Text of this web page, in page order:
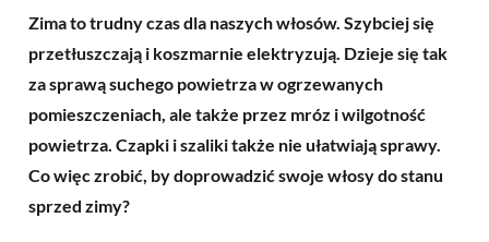
Zima to trudny czas dla naszych włosów. Szybciej się
przetłuszczają i koszmarnie elektryzują. Dzieje się tak
za sprawą suchego powietrza w ogrzewanych
pomieszczeniach, ale także przez mróz i wilgotność
powietrza. Czapki i szaliki także nie ułatwiają sprawy.
Co więc zrobić, by doprowadzić swoje włosy do stanu
sprzed zimy?